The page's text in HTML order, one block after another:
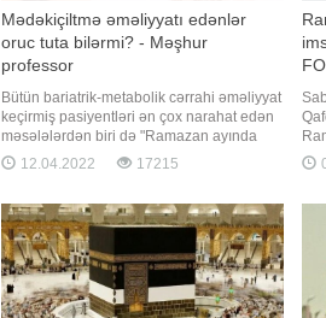
Mədəkiçiltmə əməliyyatı edənlər
oruc tuta bilərmi? - Məşhur
professor
Bütün bariatrik-metabolik cərrahi əməliyyat
keçirmiş pasiyentləri ən çox narahat edən
məsələlərdən biri də "Ramazan ayında
oruc tutmaq olarmı" sualıdır. Buna əyani və
elmi yanaşma olaraq İslam dövlətləri
birləşdirən bir məqalə hazırlanıb. Bu
barədə -
12.04.2022 17215